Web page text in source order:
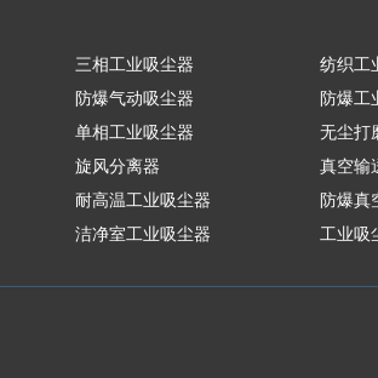
三相工业吸尘器
防爆气动吸尘器
单相工业吸尘器
旋风分离器
耐高温工业吸尘器
洁净室工业吸尘器
纺织工
防爆工
无尘打
真空输
防爆真
工业吸